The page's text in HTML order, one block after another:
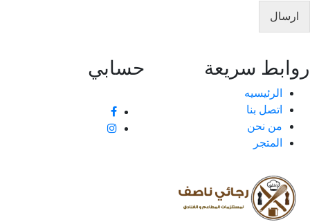
ارسال
حسابي سريعة
الرئيسيه
اتصل بنا
من نحن
المتجر